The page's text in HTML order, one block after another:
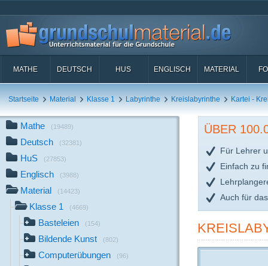
MATHE DEUTSCH HUS ENGLISCH MATERIAL
Startseite Material Klasse 1 Labyrinthe Kreislabyrinthe Kartei -
Mathe (19489)
Deutsch (32381)
HuS (27853)
Englisch (3988)
Material (14423)
Klasse 1 (4669)
Basteleien (154)
Bildende Kunst (802)
Computerübungen (96)
ÜBER
Für Lehrer
Einfach zu
Auch für